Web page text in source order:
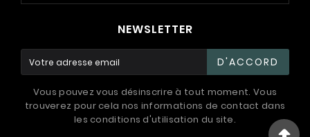
NEWSLETTER
D'ACCORD
Vous pouvez vous désinscrire à tout moment. Vous
trouverez pour cela nos informations de contact dans
les conditions d'utilisation du site.